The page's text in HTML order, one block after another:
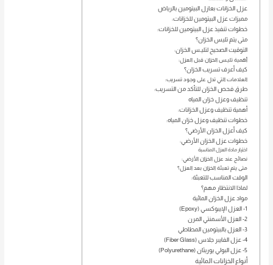
عزل الخزانات بعازل البيتومين بالرياض
مميزات عزل البيتومين للخزانات:
خطوات تنفيذ عزل البيتومين للخزانات:
متى يتم تليس الخزان؟
التوقيت الصحيح لتليـس الخزان:
أهمية تليـس الخزان قبل العزل:
كيف أعرف تسريب الخزان؟
العلامات التي تدل على وجود تسريب:
طرق فحص الخزان للتأكد من التسريب:
تنظيف وعزل خزان المياه
أهمية تنظيف وعزل الخزانات:
خطوات تنظيف وعزل خزان المياه:
كيف أعزل الخزان الأرضي؟
خطوات عزل الخزان الأرضي:
اختيار مادة العزل المناسبة
نصائح عند عزل الخزان الأرضي:
متى يتم تعبئة الخزان بعد العزل؟
الوقت المناسب للتعبئة:
لماذا الانتظار مهم؟
مواد عزل الخزان المائية
1- العزل الإيبوكسي (Epoxy)
2- العزل الأسمنتي المرن
3- العزل بالبيتومين المطاطي
4- عزل الفايبر جلاس (Fiber Glass)
5- عزل البولي يوريثان (Polyurethane)
أنواع الخزانات المائية